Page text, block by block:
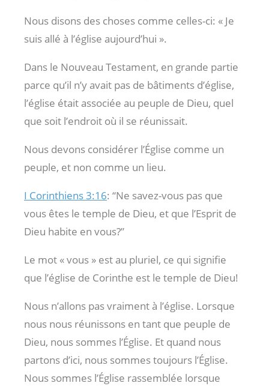
Nous disons des choses comme celles-ci: « Je
suis allé à l’église aujourd’hui ».
Dans le Nouveau Testament, en grande partie
parce qu’il n’y avait pas de bâtiments d’église,
l’église était associée au peuple de Dieu, quel
que soit l’endroit où il se réunissait.
Nous devons considérer l’Église comme un
peuple, et non comme un lieu.
I Corinthiens 3:16: “Ne savez-vous pas que
vous êtes le temple de Dieu, et que l’Esprit de
Dieu habite en vous?”
Le mot « vous » est au pluriel, ce qui signifie
que l’église de Corinthe est le temple de Dieu!
Nous n’allons pas vraiment à l’église. Lorsque
nous nous réunissons en tant que peuple de
Dieu, nous sommes l’Église. Et quand nous
partons d’ici, nous sommes toujours l’Église.
Nous sommes l’Église rassemblée lorsque